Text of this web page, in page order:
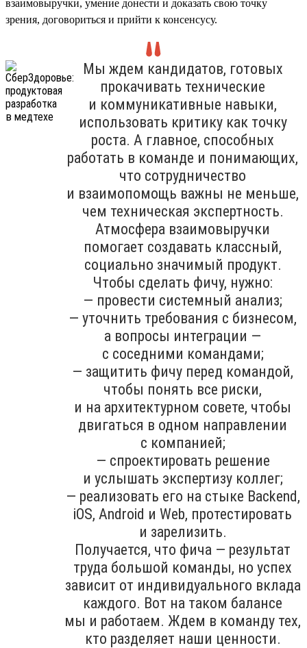
взаимовыручки, умение донести и доказать свою точку
зрения, договориться и прийти к консенсусу.
Мы ждем кандидатов, готовых
прокачивать технические
и коммуникативные навыки,
использовать критику как точку
роста. А главное, способных
работать в команде и понимающих,
что сотрудничество
и взаимопомощь важны не меньше,
чем техническая экспертность.
Атмосфера взаимовыручки
помогает создавать классный,
социально значимый продукт.
Чтобы сделать фичу, нужно:
— провести системный анализ;
— уточнить требования с бизнесом,
а вопросы интеграции —
с соседними командами;
— защитить фичу перед командой,
чтобы понять все риски,
и на архитектурном совете, чтобы
двигаться в одном направлении
с компанией;
— спроектировать решение
и услышать экспертизу коллег;
— реализовать его на стыке Backend,
iOS, Android и Web, протестировать
и зарелизить.
Получается, что фича — результат
труда большой команды, но успех
зависит от индивидуального вклада
каждого. Вот на таком балансе
мы и работаем. Ждем в команду тех,
кто разделяет наши ценности.